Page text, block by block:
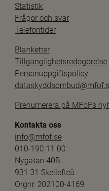
Statistik
Frågor och svar
Telefontider
Blanketter
Tillgänglighetsredogörelse
Personuppgiftspolicy
Prenumerera på MFoFs
Kontakta oss
info@mfof.se
010-190 11 00
Nygatan 40B
931 31 Skellefteå
Orgnr: 202100-4169